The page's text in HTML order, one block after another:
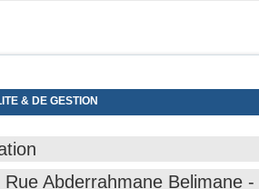
& DE GESTION
Abderrahmane Belimane